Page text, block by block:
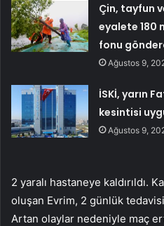
Çin, tayfun
eyalete 180
fonu
Ağustos 9,
İSKİ, yarın
kesintisi
Ağustos 9,
2 yaralı hastaneye kaldırıldı.
oluşan Evrim, 2 günlük
Artan olaylar nedeniyle maç